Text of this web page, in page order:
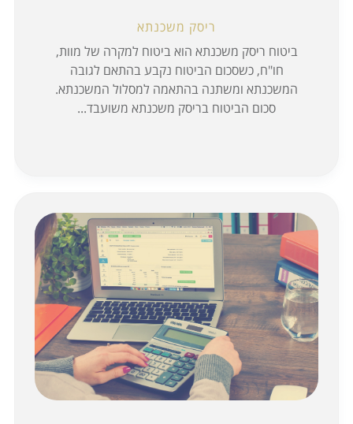
ריסק משכנתא
ביטוח ריסק משכנתא הוא ביטוח למקרה של מוות,
חו"ח, כשסכום הביטוח נקבע בהתאם לגובה
המשכנתא ומשתנה בהתאמה למסלול המשכנתא.
סכום הביטוח בריסק משכנתא משועבד...